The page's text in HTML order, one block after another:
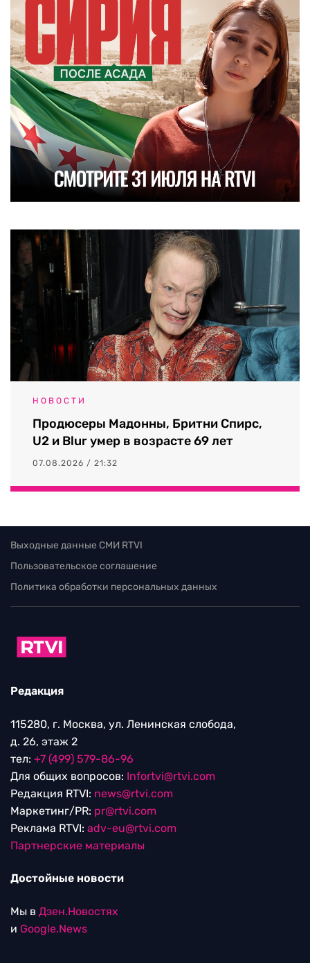
НОВОСТИ
Продюсеры Мадонны, Бритни Спирс,
U2 и Blur умер в возрасте 69 лет
07.08.2026 / 21:32
Выходные данные СМИ RTVI
Пользовательское соглашение
Политика обработки персональных данных
Редакция
115280, г. Москва, ул. Ленинская слобода,
д. 26, этаж 2
тел: +7 (499) 579-86-96
Для общих вопросов: Infortvi@rtvi.com
Редакция RTVI: news@rtvi.com
Маркетинг/PR: pr@rtvi.com
Реклама RTVI: adv-eu@rtvi.com
Партнерские материалы
Достойные новости
Мы в Дзен.Новостях
и Google.News